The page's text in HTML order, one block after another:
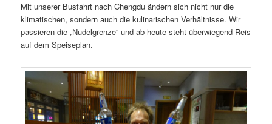
Mit unserer Busfahrt nach Chengdu ändern sich nicht nur die
klimatischen, sondern auch die kulinarischen Verhältnisse. Wir
passieren die „Nudelgrenze“ und ab heute steht überwiegend Reis
auf dem Speiseplan.